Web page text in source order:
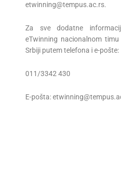
etwinning@tempus.ac.rs.
Za sve dodatne
eTwinning nacionalnom
Srbiji putem telefona i e-pošte:
011/3342 430
E-pošta: